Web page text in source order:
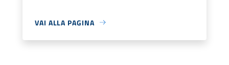
VAI ALLA PAGINA